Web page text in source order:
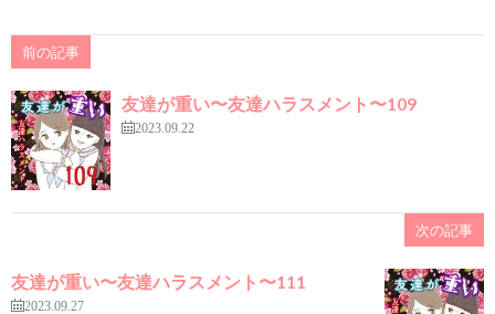
前の記事
友達が重い〜友達ハラスメント〜109
2023.09.22
次の記事
友達が重い〜友達ハラスメント〜111
2023.09.27